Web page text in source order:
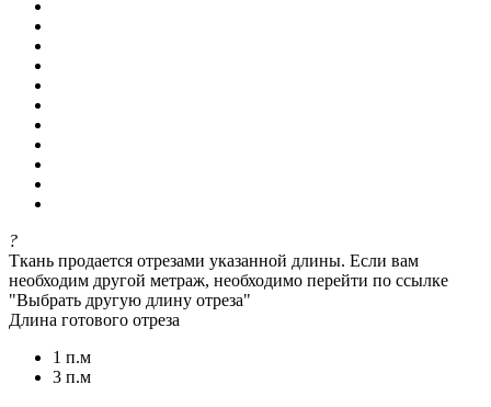
?
Ткань продается отрезами указанной длины. Если вам
необходим другой метраж, необходимо перейти по ссылке
"Выбрать другую длину отреза"
Длина готового отреза
1 п.м
3 п.м